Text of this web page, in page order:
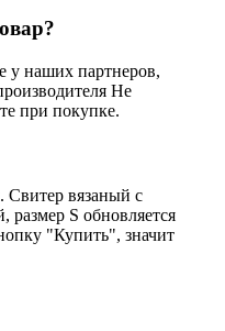
у наших партнеров,
Не
при покупке.
Свитер вязаный с
S обновляется
"Купить", значит